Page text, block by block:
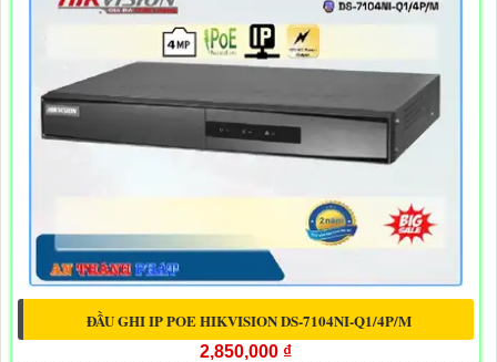
ĐẦU GHI IP POE HIKVISION DS-7104NI-Q1/4P/M
2,850,000 ₫